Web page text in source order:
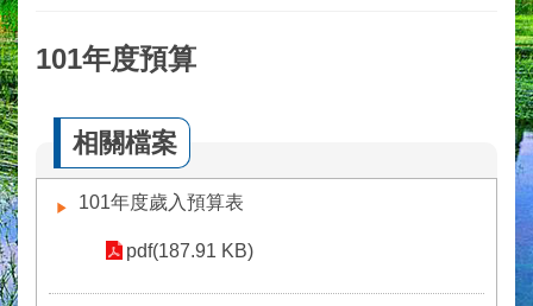
101年度預算
相關檔案
101年度歲入預算表
pdf(187.91 KB)